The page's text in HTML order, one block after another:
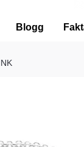
Blogg